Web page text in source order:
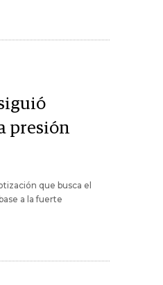
presión
que busca el
a la fuerte